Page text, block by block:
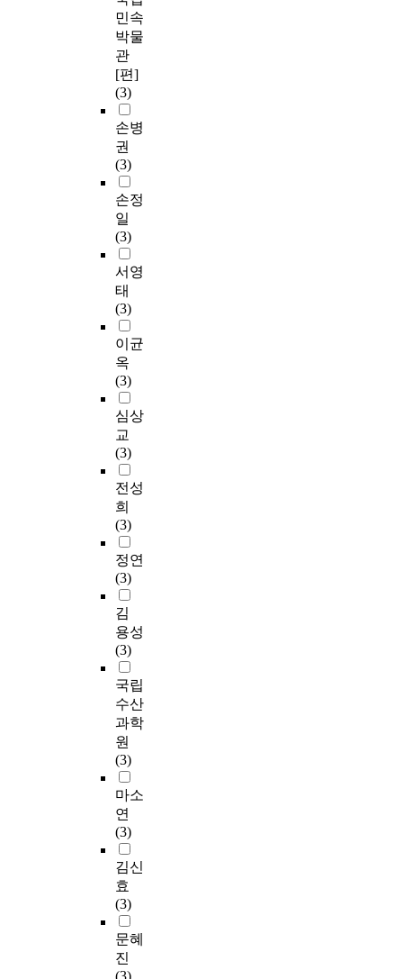
민속
박물
관
[편]
(3)
손병
권
(3)
손정
일
(3)
서영
태
(3)
이균
옥
(3)
심상
교
(3)
전성
희
(3)
정연
(3)
김
용성
(3)
국립
수산
과학
원
(3)
마소
연
(3)
김신
효
(3)
문혜
진